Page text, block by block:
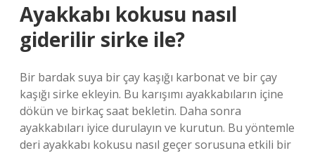
Ayakkabı kokusu nasıl
giderilir sirke ile?
Bir bardak suya bir çay kaşığı karbonat ve bir çay
kaşığı sirke ekleyin. Bu karışımı ayakkabıların içine
dökün ve birkaç saat bekletin. Daha sonra
ayakkabıları iyice durulayın ve kurutun. Bu yöntemle
deri ayakkabı kokusu nasıl geçer sorusuna etkili bir